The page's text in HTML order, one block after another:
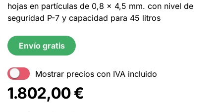
hojas en partículas de 0,8 x 4,5 mm. con nivel de
seguridad P-7 y capacidad para 45 litros
Envío gratis
Mostrar precios con IVA incluido
1.802,00€